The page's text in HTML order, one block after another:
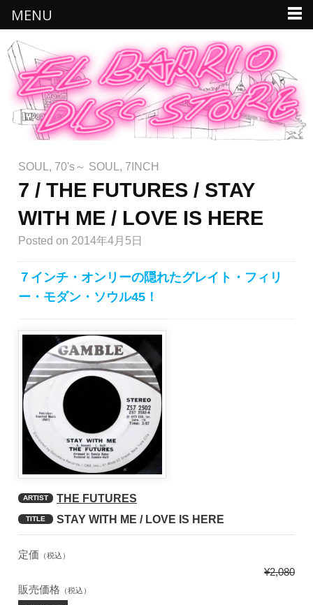
SOUL , 70's～ SOUL , 7INCH
7 / THE FUTURES / STAY
WITH ME / LOVE IS HERE
Posted on 2014年4月5日
７インチ・オンリーの隠れたグレイト・フィリ
ー・モダン・ソウル45！
ARTIST THE FUTURES
TITLE STAY WITH ME / LOVE IS HERE
定価 （税込）
¥2,080
販売価格 （税込）
MENU